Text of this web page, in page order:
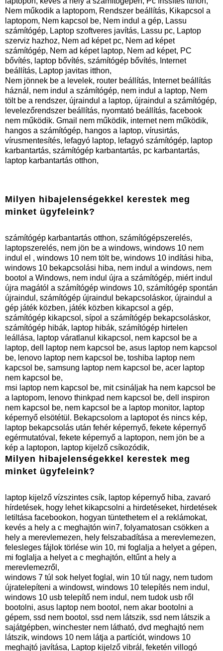
Nem műkodik a laptopom, Rendszer beállítás, Kikapcsol a
laptopom, Nem kapcsol be, Nem indul a gép, Lassu
számítógép, Laptop szoftveres javítás, Lassu pc, Laptop
szerviz hazhoz, Nem ad képet pc, Nem ad képet
számítógép, Nem ad képet laptop, Nem ad képet, PC
bővítés, laptop bővítés, számítógép bővítés, Internet
beállítás, Laptop javitas itthon,
Nem jönnek be a levelek, router beállítás, Internet beállítás
háznál, nem indul a számítógép, nem indul a laptop, Nem
tölt be a rendszer, újraindul a laptop, újraindul a számítógép,
levelezőrendszer beállítás, nyomtató beállítás, facebook
nem működik. Gmail nem működik, internet nem működik,
hangos a számítógép, hangos a laptop, vírusirtás,
vírusmentesítés, lefagyó laptop, lefagyó számítógép, laptop
karbantartás, számítógép karbantartás, pc karbantartás,
laptop karbantartás otthon,
Milyen hibajelenségekkel kerestek meg
minket ügyfeleink?
számítógép karbantartás otthon, számítógépszerelés,
laptopszerelés, nem jön be a windows, windows 10 nem
indul el , windows 10 nem tölt be, windows 10 indítási hiba,
windows 10 bekapcsolási hiba, nem indul a windows, nem
bootol a Windows, nem indul újra a számítógép, miért indul
újra magától a számítógép windows 10, számítógép spontán
újraindul, számítógép újraindul bekapcsoláskor, újraindul a
gép játék közben, játék közben kikapcsol a gép,
számítógép kikapcsol, sípol a számítógép bekapcsoláskor,
számítógép hibák, laptop hibák, számítógép hirtelen
leállása, laptop váratlanul kikapcsol, nem kapcsol be a
laptop, dell laptop nem kapcsol be, asus laptop nem kapcsol
be, lenovo laptop nem kapcsol be, toshiba laptop nem
kapcsol be, samsung laptop nem kapcsol be, acer laptop
nem kapcsol be,
msi laptop nem kapcsol be, mit csináljak ha nem kapcsol be
a laptopom, lenovo thinkpad nem kapcsol be, dell inspiron
nem kapcsol be, nem kapcsol be a laptop monitor, laptop
képernyő elsötétül. Bekapcsolom a laptopot és nincs kép,
laptop bekapcsolás után fehér képernyő, fekete képernyő
egérmutatóval, fekete képernyő a laptopon, nem jön be a
kép a laptopon, laptop kijelző csíkozódik,
Milyen hibajelenségekkel kerestek meg
minket ügyfeleink?
laptop kijelző vízszintes csík, laptop képernyő hiba, zavaró
hírdetések, hogy lehet kikapcsolni a hirdetéseket, hirdetések
letiltása facebookon, hogyan tüntethetem el a reklámokat,
kevés a hely a c meghajtón win7, folyamatosan csökken a
hely a merevlemezen, hely felszabadítása a merevlemezen,
felesleges fájlok törlése win 10, mi foglalja a helyet a gépen,
mi foglalja a helyet a c meghajtón, eltűnt a hely a
merevlemezről,
windows 7 túl sok helyet foglal, win 10 túl nagy, nem tudom
újratelepíteni a windowst, windows 10 telepítés nem indul,
windows 10 usb telepítő nem indul, nem tudok usb ről
bootolni, asus laptop nem bootol, nem akar bootolni a
gépem, ssd nem bootol, ssd nem látszik, ssd nem látszik a
sajátgépben, winchester nem látható, dvd meghajtó nem
látszik, windows 10 nem látja a partíciót, windows 10
meghajtó javítása, Laptop kijelző vibrál, feketén villogó